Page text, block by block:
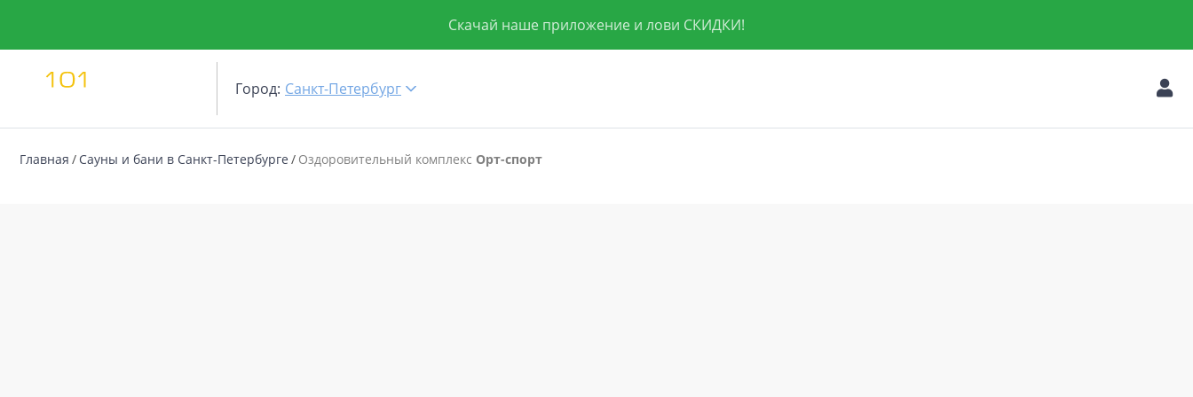
Скачай наше приложение и лови СКИДКИ!
Город: Санкт-Петербург
Главная Сауны и бани в Санкт-Петербурге Оздоровительный комплекс Орт-спорт